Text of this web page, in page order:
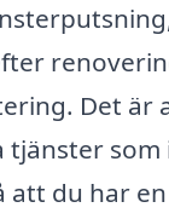
Det är
tjänster som
att du har